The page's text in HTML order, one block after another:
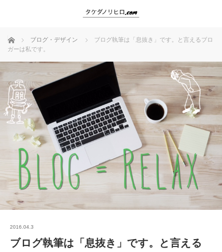
ホーム ブログ・デザイン
ブログ執筆は「息抜き」です。と言えるブロ
ガーは私です。
2016.04.3
ブログ執筆は「息抜き」です。と言える